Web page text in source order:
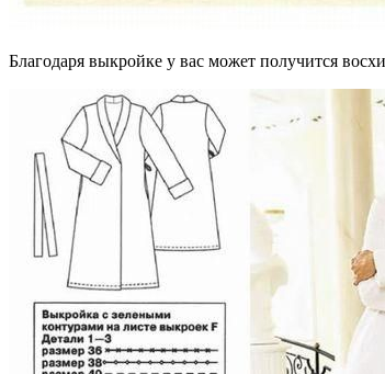
Благодаря выкройке у вас может получится